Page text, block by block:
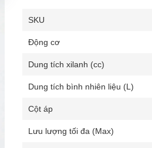
SKU
Động cơ
Dung tích xilanh (cc)
Dung tích bình nhiên liệu (L)
Cột áp
Lưu lượng tối đa (Max)